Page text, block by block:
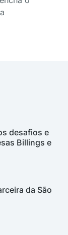
desafios e
Billings e
da São